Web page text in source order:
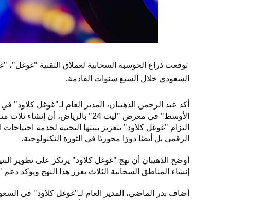
السعودي خلال السبع سنوات القادمة.
أكد عبد الرحمن الذهيبان، المدير العام لـ"غوغل كلاود"
الأوسط" في معرض "ليب 24"
التزام "غوغل كلاود" بتعزيز بنيتها التحتية لخدمة
الرقمي بل أيضًا دورًا محوريًا في الثورة التكنولوجية.
أوضح الذهيبان أن نهج "غوغل كلاود" يرتكز على تطوير
إنشاء المناطق السحابية الثلاث يعزز هذا النهج ويؤكد
أضاف بدر الماضي، المدير العام لـ"غوغل كلاود" في